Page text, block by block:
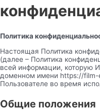
Политика
Настоящая Политика
(далее – Политика
всей информации, которую
доменном имени https://
Пользователе во время
Общие положения